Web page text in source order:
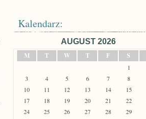
Kalendarz:
AUGUST 2026
M
T W T F S
1
3
4 5 6 7 8
10
11 12 13 14 15
17
18 19 20 21 22
24
25 26 27 28 29